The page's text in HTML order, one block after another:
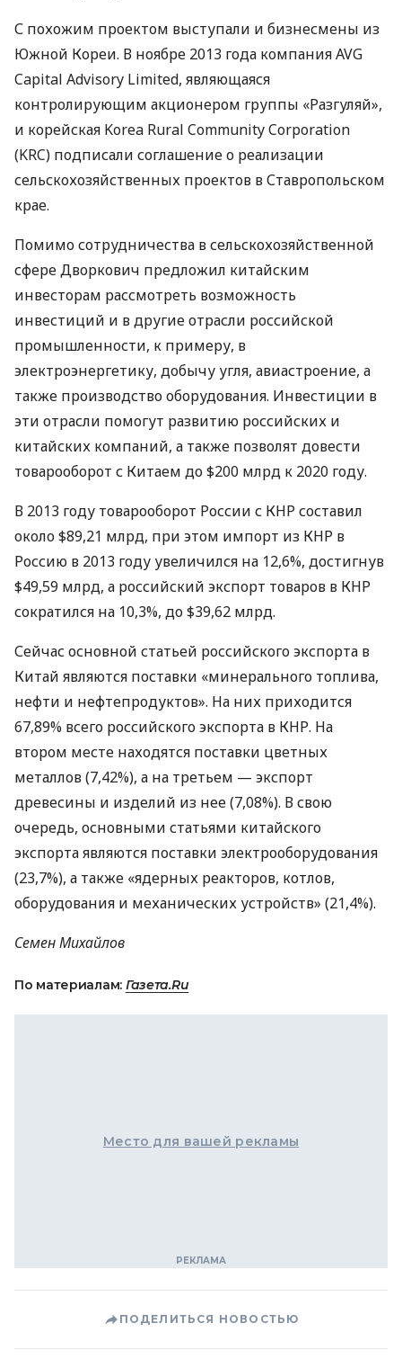
С похожим проектом выступали и бизнесмены из
Южной Кореи. В ноябре 2013 года компанияAVG
Capital Advisory Limited, являющаяся
контролирующим акционером группы «Разгуляй»,
и корейская Korea Rural Community Corporation
(KRC) подписали соглашение о реализации
сельскохозяйственных проектов в Ставропольском
крае.
Помимо сотрудничества в сельскохозяйственной
сфере Дворкович предложил китайским
инвесторам рассмотреть возможность
инвестиций и в другие отрасли российской
промышленности, к примеру, в
электроэнергетику, добычу угля, авиастроение, а
также производство оборудования. Инвестиции в
эти отрасли помогут развитию российских и
китайских компаний, а также позволят довести
товарооборот с Китаем до $200 млрд к 2020 году.
В 2013 году товарооборот России с КНРсоставил
около $89,21 млрд, при этом импорт из КНР в
Россию в 2013 году увеличился на 12,6%, достигнув
$49,59 млрд, а российский экспорт товаров в КНР
сократился на 10,3%, до $39,62 млрд.
Сейчас основной статьей российского экспорта в
Китай являются поставки «минерального топлива,
нефти и нефтепродуктов». На них приходится
67,89% всего российского экспорта в КНР. На
втором месте находятся поставки цветных
металлов (7,42%), а на третьем — экспорт
древесины и изделий из нее (7,08%). В свою
очередь, основными статьями китайского
экспорта являются поставки электрооборудования
(23,7%), а также «ядерных реакторов, котлов,
оборудования и механических устройств» (21,4%).
Семен Михайлов
По материалам: Газета.Ru
Место для вашей рекламы
ПОДЕЛИТЬСЯ НОВОСТЬЮ